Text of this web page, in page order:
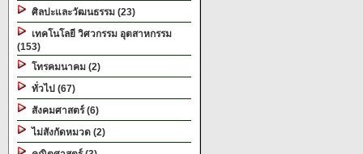
ศิลปะและวัฒนธรรม (23)
เทคโนโลยี วิศวกรรม อุตสาหกรรม
(153)
โทรคมนาคม (2)
ทั่วไป (67)
สังคมศาสตร์ (6)
ไม่สังกัดหมวด (2)